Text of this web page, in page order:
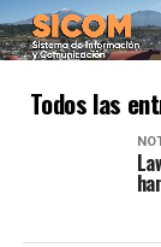
Todos las